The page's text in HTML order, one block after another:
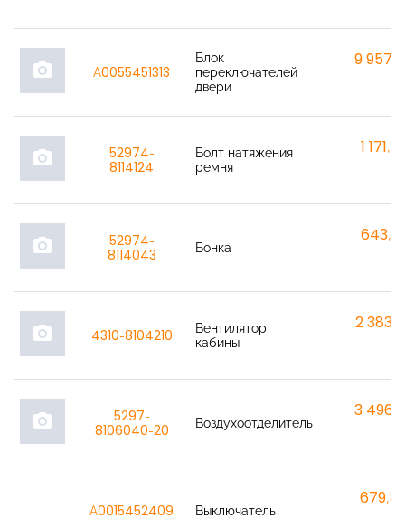
photo_camera A0055451313
Блок
переключателей
двери
9
photo_camera
52974-
8114124
Болт натяжения
ремня
1
photo_camera
52974-
8114043
Бонка
photo_camera 4310-8104210
Вентилятор
кабины
2
photo_camera
5297-
8106040-20
Воздухоотделитель
3
A0015452409 Выключатель